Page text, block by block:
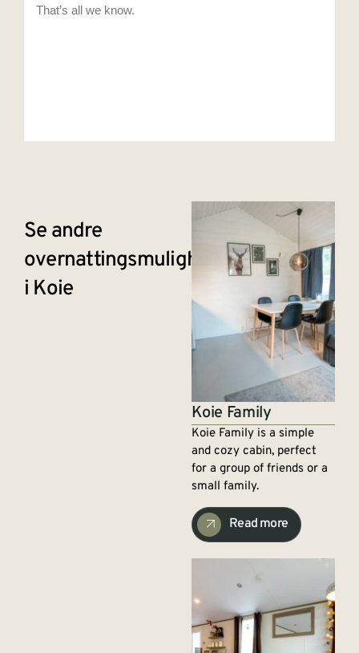
Se andre
overnattingsmuligheter
i Koie
Koie Family
Koie Family is a simple
and cozy cabin, perfect
for a group of friends or a
small family.
Read more